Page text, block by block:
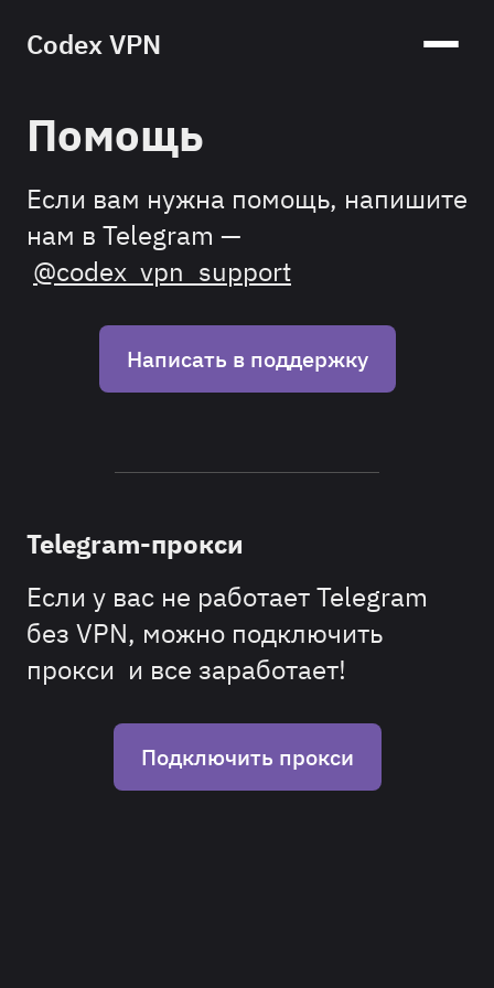
Codex VPN
Помощь
Если вам нужна помощь, напишите
нам в Telegram —
@codex_vpn_support
Написать в поддержку
Telegram-прокси
Если у вас не работает Telegram
без VPN, можно подключить
прокси и все заработает!
Подключить прокси